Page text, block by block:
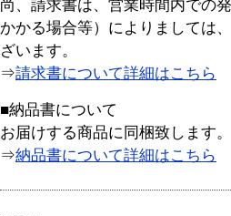
尚、請求書は、営業時間内での
かかる場合等）によりましては
ざいます。
⇒請求書について詳細はこちら
■納品書について
お届けする商品に同梱致します。
⇒納品書について詳細はこちら